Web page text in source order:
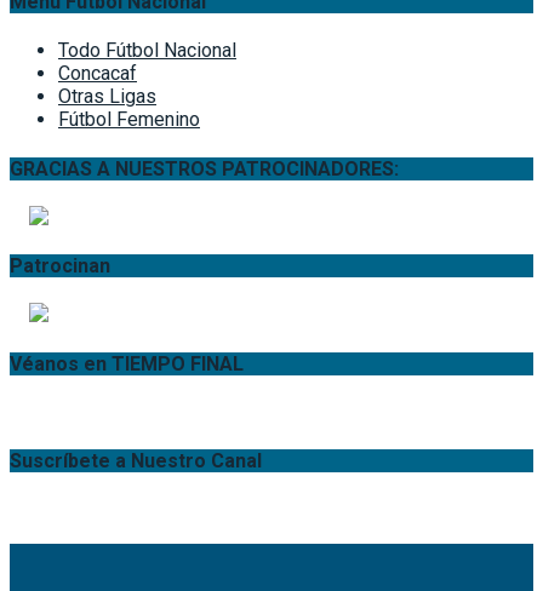
Todo Fútbol Nacional
Concacaf
Otras Ligas
Fútbol Femenino
GRACIAS A NUESTROS PATROCINADORES:
Patrocinan
Véanos en TIEMPO FINAL
Suscríbete a Nuestro Canal